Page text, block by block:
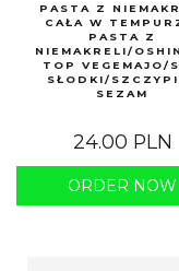
PASTA Z
CAŁA W
PASTA Z
NIEMAKRELI/
TOP VEGEMAJO/
SŁODKI/
SEZAM
24.00 PLN
ORDER NOW